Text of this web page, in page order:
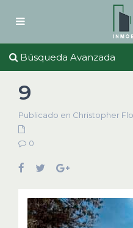
Búsqueda Avanzada
9
Publicado en Christopher
0